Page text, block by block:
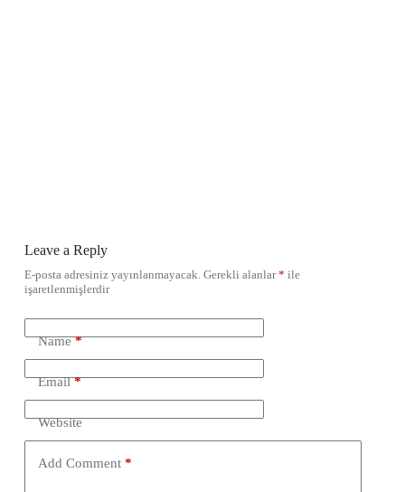
Leave a Reply
E-posta adresiniz yayınlanmayacak. Gerekli alanlar* ile
işaretlenmişlerdir
Name*
Email*
Website
Add Comment*